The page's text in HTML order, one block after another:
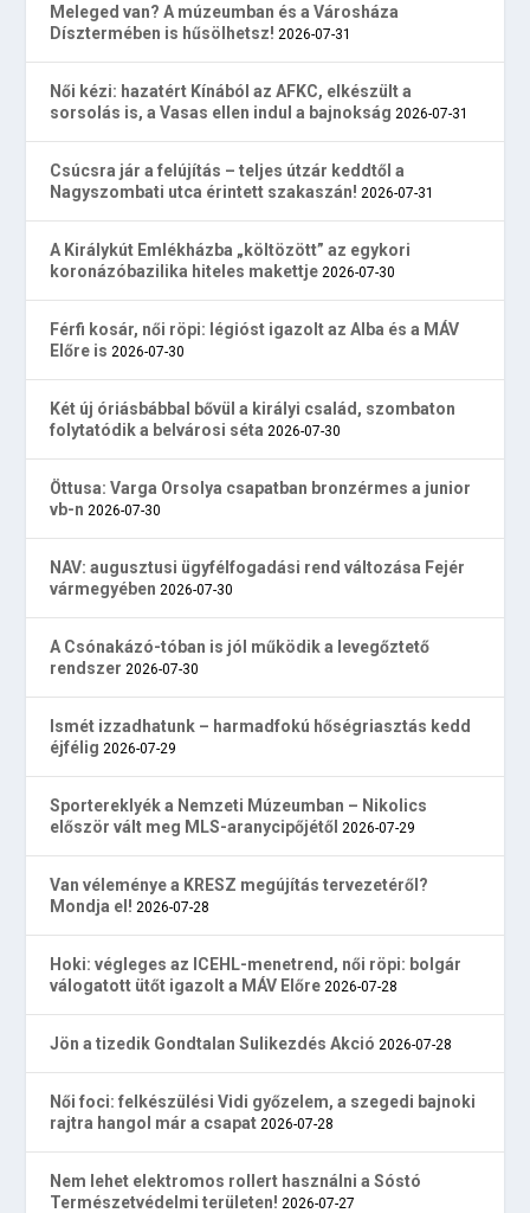
Meleged van? A múzeumban és a Városháza
Dísztermében is hűsölhetsz! 2026-07-31
Női kézi: hazatért Kínából az AFKC, elkészült a
sorsolás is, a Vasas ellen indul a bajnokság 2026-07-31
Csúcsra jár a felújítás – teljes útzár keddtől a
Nagyszombati utca érintett szakaszán! 2026-07-31
A Királykút Emlékházba „költözött” az egykori
koronázóbazilika hiteles makettje 2026-07-30
Férfi kosár, női röpi: légióst igazolt az Alba és a MÁV
Előre is 2026-07-30
Két új óriásbábbal bővül a királyi család, szombaton
folytatódik a belvárosi séta 2026-07-30
Öttusa: Varga Orsolya csapatban bronzérmes a junior
vb-n 2026-07-30
NAV: augusztusi ügyfélfogadási rend változása Fejér
vármegyében 2026-07-30
A Csónakázó-tóban is jól működik a levegőztető
rendszer 2026-07-30
Ismét izzadhatunk – harmadfokú hőségriasztás kedd
éjfélig 2026-07-29
Sportereklyék a Nemzeti Múzeumban – Nikolics
először vált meg MLS-aranycipőjétől 2026-07-29
Van véleménye a KRESZ megújítás tervezetéről?
Mondja el! 2026-07-28
Hoki: végleges az ICEHL-menetrend, női röpi: bolgár
válogatott ütőt igazolt a MÁV Előre 2026-07-28
Jön a tizedik Gondtalan Sulikezdés Akció 2026-07-28
Női foci: felkészülési Vidi győzelem, a szegedi bajnoki
rajtra hangol már a csapat 2026-07-28
Nem lehet elektromos rollert használni a Sóstó
Természetvédelmi területen! 2026-07-27